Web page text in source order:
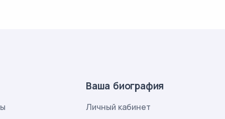
Ваша биография
Личный кабинет